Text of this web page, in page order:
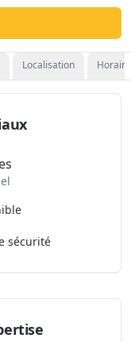
Localisation
sécurité